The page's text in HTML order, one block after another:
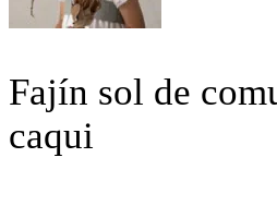
Fajín sol de
caqui